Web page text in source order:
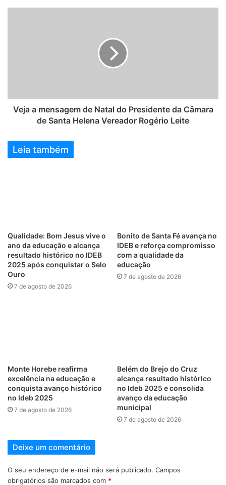
Veja a mensagem de Natal do Presidente da Câmara
de Santa Helena Vereador Rogério Leite
Leia também
Qualidade: Bom Jesus vive o
ano da educação e alcança
resultado histórico no IDEB
2025 após conquistar o Selo
Ouro
7 de agosto de 2026
Bonito de Santa Fé avança no
IDEB e reforça compromisso
com a qualidade da
educação
7 de agosto de 2026
Monte Horebe reafirma
excelência na educação e
conquista avanço histórico
no Ideb 2025
7 de agosto de 2026
Belém do Brejo do Cruz
alcança resultado histórico
no Ideb 2025 e consolida
avanço da educação
municipal
7 de agosto de 2026
Deixe um comentário
O seu endereço de e-mail não será publicado. Campos
obrigatórios são marcados com *